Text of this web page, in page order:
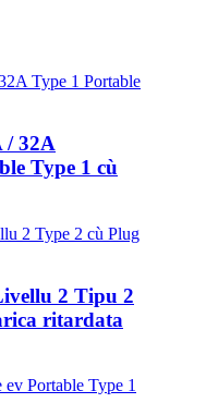
/ 32A
Type 1 cù
2 Tipu 2
ritardata